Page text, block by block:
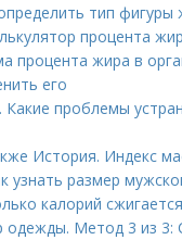
тип
процента
процента жира в
его
проблемы
История. Индекс
узнать размер
калорий
одежды. Метод 3 из 3: